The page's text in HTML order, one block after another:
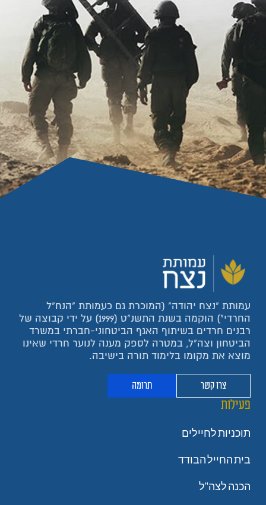
עמותת "נצח יהודה" (המוכרת גם כעמותת "הנח"ל
החרדי") הוקמה בשנת התשנ"ט (1999) על ידי קבוצה של
רבנים חרדים בשיתוף האגף הביטחוני-חברתי במשרד
הביטחון וצה"ל, במטרה לספק מענה לנוער חרדי שאינו
מוצא את מקומו בלימוד תורה בישיבה.
צרו קשר תרומה
פעילות
תוכניות לחיילים
בית החייל הבודד
הכנה לצה"ל